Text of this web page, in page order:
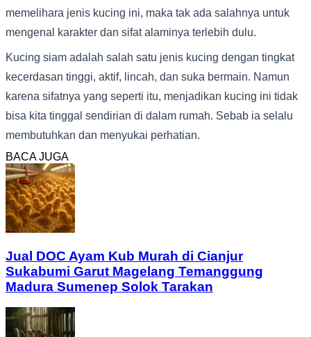
memelihara jenis kucing ini, maka tak ada salahnya untuk
mengenal karakter dan sifat alaminya terlebih dulu.
Kucing siam adalah salah satu jenis kucing dengan tingkat
kecerdasan tinggi, aktif, lincah, dan suka bermain. Namun
karena sifatnya yang seperti itu, menjadikan kucing ini tidak
bisa kita tinggal sendirian di dalam rumah. Sebab ia selalu
membutuhkan dan menyukai perhatian.
BACA JUGA
Jual DOC Ayam Kub Murah di Cianjur
Sukabumi Garut Magelang Temanggung
Madura Sumenep Solok Tarakan